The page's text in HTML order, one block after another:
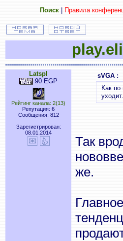
Поиск| Правила
Latspl
90 EGP
Рейтинг канала: 2(13)
Репутация: 6
Сообщения: 812
Зарегистрирован:
08.01.2014
sVGA :
Как
уходит.
Так
же.